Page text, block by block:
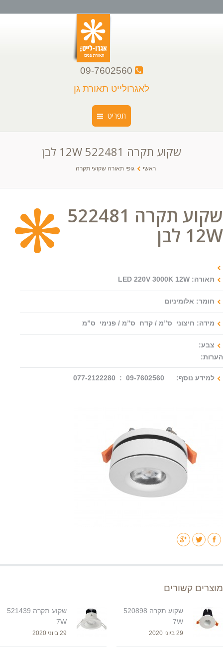
לאגרולייט תאורת גן
תפריט
ראשי
קצת עלינו
קטלוג גופי תאורה
גלריה
צור קשר
שקוע תקרה 522481 12W לבן
ראשי גופי תאורה שקועי תקרה
שקוע תקרה 522481
12W לבן
תאורה: LED 220V 3000K 12W
חומר: אלומיניום
מידה: חיצוני ס”מ / קדח ס”מ / פנימי ס”מ
צבע:
הערות:
למידע נוסף: 09-7602560 : 077-2122280
מוצרים קשורים
שקוע תקרה 520898
7W
29 ביוני 2020
שקוע תקרה 521439
7W
29 ביוני 2020